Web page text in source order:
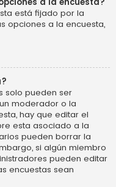
está fijado por la
opciones a la encuesta,
solo pueden ser
moderador o la
hay que editar el
esta asociado a la
pueden borrar la
si algún miembro
pueden editar
encuestas sean